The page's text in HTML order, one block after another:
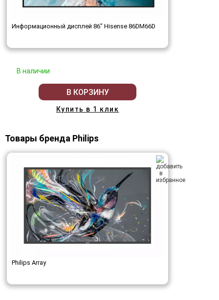
Информационный дисплей 86" Hisense 86DM66D
В наличии
В КОРЗИНУ
Купить в 1 клик
Товары бренда Philips
Philips Array